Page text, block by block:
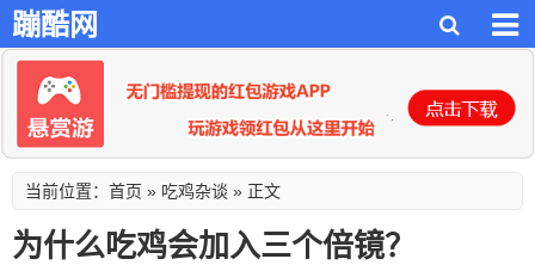
蹦酷网
当前位置： 首页 » 吃鸡杂谈 » 正文
为什么吃鸡会加入三个倍镜？